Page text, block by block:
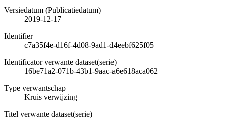
Versiedatum (Publicatiedatum)
2019-12-17
Identifier
c7a35f4e-d16f-4d08-9ad1-d4eebf625f05
Identificator verwante dataset(serie)
16be71a2-071b-43b1-9aac-a6e618aca062
Type verwantschap
Kruis verwijzing
Titel verwante dataset(serie)